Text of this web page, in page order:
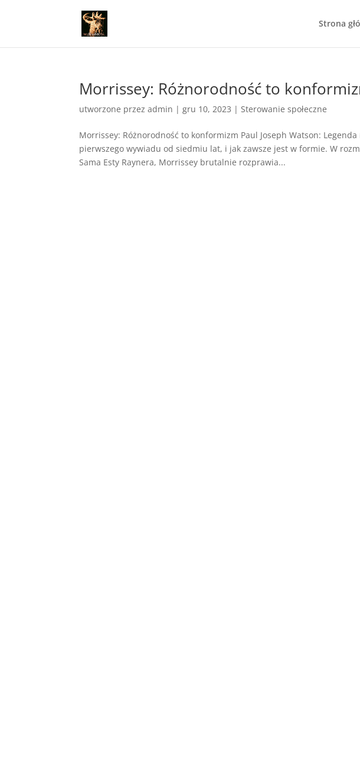
Strona
Morrissey: Różnorodność to
utworzone przezadmin |gru 10, 2023 |Sterowanie społeczne
Morrissey: Różnorodność to konformizm Paul Joseph Watson:
pierwszego wywiadu od siedmiu lat, i jak zawsze jest w formie. W
Sama Esty Raynera, Morrissey brutalnie rozprawia...